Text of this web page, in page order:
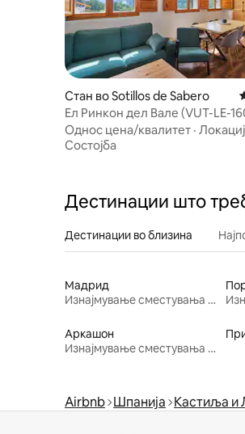
Стан во Sotillos de Sabero
Ел Ринкон дел Вале (VUT-LE-
Однос цена/квалитет ·
Состојба
Дестинации што
Дестинации во близина
Мадрид
Изнајмување сместувања за одмор
Аркашон
Изнајмување сместувања за одмор
Airbnb Шпанија Кастиља и